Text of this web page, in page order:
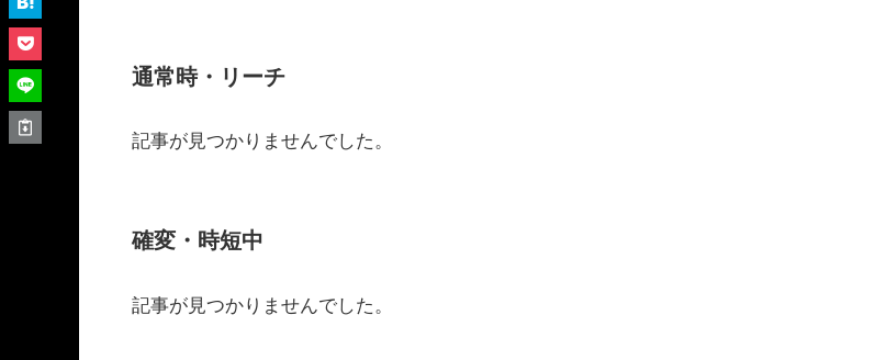
通常時・リーチ
記事が見つかりませんでした。
確変・時短中
記事が見つかりませんでした。